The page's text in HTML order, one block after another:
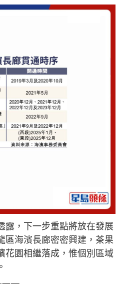
露，下一步重點將放在發展
區海濱長廊密密興建，茶果
花園相繼落成，惟個別區域